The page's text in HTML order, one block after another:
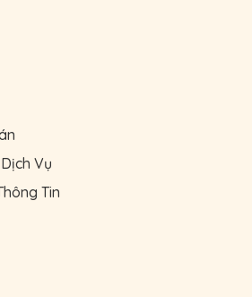
Vụ
Tin